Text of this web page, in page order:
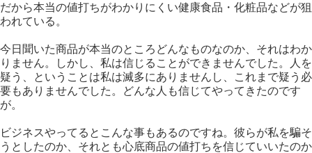
だから本当の値打ちがわかりにくい健康食品・化粧品などが狙
われている。
今日聞いた商品が本当のところどんなものなのか、それはわか
りません。しかし、私は信じることができませんでした。人を
疑う、ということは私は滅多にありませんし、これまで疑う必
要もありませんでした。どんな人も信じてやってきたのです
が。
ビジネスやってるとこんな事もあるのですね。彼らが私を騙そ
うとしたのか、それとも心底商品の値打ちを信じていいたのか